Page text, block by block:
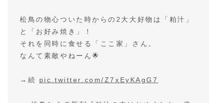
松鳥の物心ついた時からの2大大好物は「粕汁」
と「お好み焼き」！
それを同時に食せる「ここ家」さん。
なんて素敵やねーん🌟
→続 pic.twitter.com/Z7xEyKAgG7